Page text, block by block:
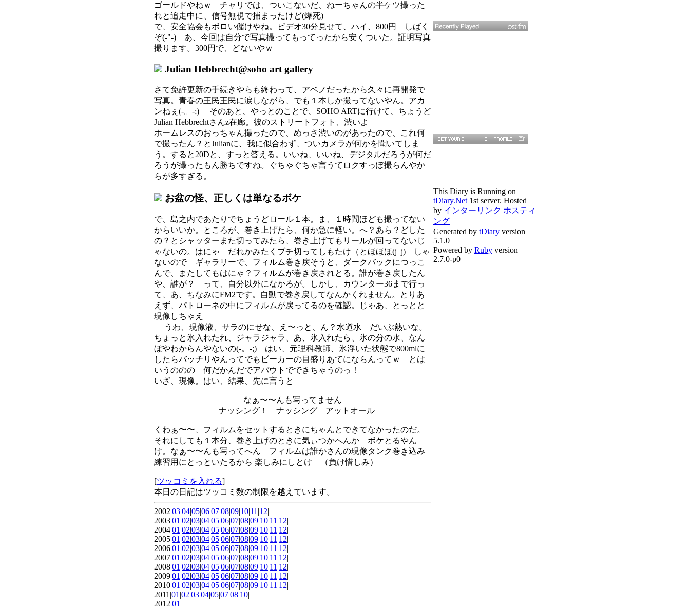
ゴールドやねｗ チャリでは、ついこないだ、ねーちゃんの半ケツ撮った
れと追走中に、信号無視で捕まったけど(爆死)
で、安全協会もボロい儲けやね。ビデオ30分見せて、ハイ、800円 しばく
ぞ(-"-) あ、今回は自分で写真撮ってもってったから安くついた。証明写真
撮ります。300円で、どないやｗ
Julian Hebbrecht@soho art gallery
さて免許更新の手続きやらも終わって、アベノだったから久々に再開発で
写真。青春の王民王民に涙しながら、でも１本しか撮ってないやん。アカ
ンねぇ(-。-;) そのあと、やっとのことで、SOHO ARTに行けて、ちょうど
Julian Hebbrechtさんz在廊。彼のストリートフォト、渋いよ
ホームレスのおっちゃん撮ったので、めっさ渋いのがあったので、これ何
で撮ったん？とJulianに、我に似合わず、ついカメラが何かを聞いてしま
う。すると20Dと、すっと答える。いいね、いいね、デジタルだろうが何だ
ろうが撮ったもん勝ちですね。ぐちゃぐちゃ言うてロクすっぽ撮らんやか
らが多すぎる。
お盆の怪、正しくは単なるボケ
で、島之内であたりでちょうどロール１本。ま、１時間ほども撮ってない
からいいか。ところが、巻き上げたら、何か急に軽い。へ？あら？どした
の？とシャッターまた切ってみたら、巻き上げてもリールが回ってないじ
ゃないの。はにゃ だれかみたくブチ切ってしもたけ（とほほほ(j_j) しゃ
ないので ギャラリーで、フィルム巻き戻そうと、ダークバックにつっこ
んで、またしてもはにゃ？フィルムが巻き戻されとる。誰が巻き戻したん
や、誰が？ って、自分以外になかろが。しかし、カウンター36まで行っ
て、あ、ちなみにFM2です。自動で巻き戻してなんかくれません。とりあ
えず、パトローネの中にフィルムが戻ってるのを確認。じゃあ、とっとと
現像しちゃえ
うわ、現像液、サラのにせな、え〜っと、ん？水道水 だいぶ熱いな。
ちょっと氷入れたれ、ジャラジャラ、あ、氷入れたら、氷の分の水、なん
ぼやわからんやないの(-。-;) はい、元理科教師、氷浮いた状態で800mlに
したらバッチリやんってでもビーカーの目盛りあてにならんってｗ とは
いうののの 何だかんだでアバウトでできちゃうのっ！
いざ、現像。はい、結果、先に言うと
なぁ〜〜んも写ってません
ナッシング！ ナッシング アットオール
くわぁ〜〜、フィルムをセットするときにちゃんとできてなかったのだ。
それにしても１本分、巻き上げのときに気ぃつかへんか ボケとるやん
け。なぁ〜〜んも写ってへん フィルムは誰かさんの現像タンク巻き込み
練習用にとっといたるから 楽しみにしとけ （負け惜しみ）
[ツッコミを入れる]
本日の日記はツッコミ数の制限を越えています。
2002|03|04|05|06|07|08|09|10|11 |12|
2003|01 |02|03|04|05|06|07|08|09|10|11 |12|
2004|01 |02|03|04|05|06|07|08|09|10|11 |12|
2005|01 |02|03|04|05|06|07|08|09|10|11 |12|
2006|01 |02|03|04|05|06|07|08|09|10|11 |12|
2007|01 |02|03|04|05|06|07|08|09|10|11 |12|
2008|01 |02|03|04|05|06|07|08|09|10|11 |12|
2009|01 |02|03|04|05|06|07|08|09|10|11 |12|
2010|01 |02|03|04|05|06|07|08|09|10|11 |12|
2011|01 |02|03|04|05|07|08|10|
2012|01 |
This Diary is Running on
tDiary.Net 1st server. Hosted
by インターリンク ホスティ
ング
Generated by tDiary version
5.1.0
Powered by Ruby version
2.7.0-p0